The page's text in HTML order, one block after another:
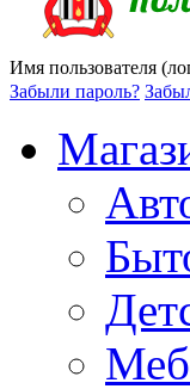
Имя пользователя
Забыли пароль?